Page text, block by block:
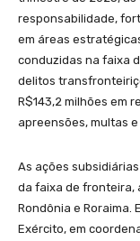
responsabilidade,
em áreas
conduzidas na faixa
delitos
R$143,2 milhões em
apreensões, multas
As ações
da faixa de fronteira,
Rondônia e Roraima.
Exército, em